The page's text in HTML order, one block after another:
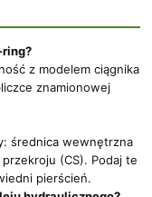
ring?
z modelem ciągnika
znamionowej
średnica wewnętrzna
(CS). Podaj te
pierścień.